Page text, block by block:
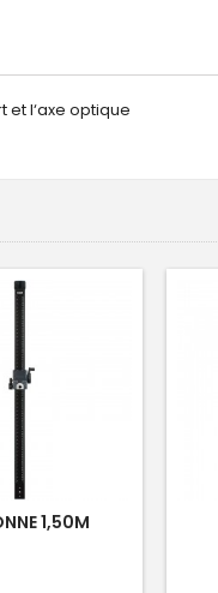
et l‘axe optique
1,50M